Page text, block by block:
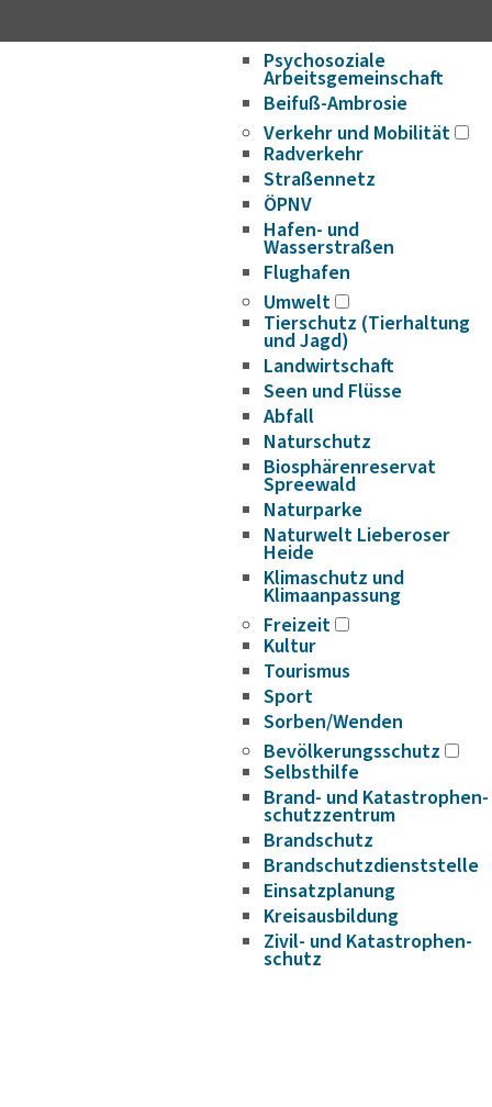
Krankenhäuser
Psychosoziale
Arbeitsgemeinschaft
Beifuß-Ambrosie
Verkehr und Mobilität
Radverkehr
Straßennetz
ÖPNV
Hafen- und
Wasserstraßen
Flughafen
Umwelt
Tierschutz (Tierhaltung
und Jagd)
Landwirtschaft
Seen und Flüsse
Abfall
Naturschutz
Biosphärenreservat
Spreewald
Naturparke
Naturwelt Lieberoser
Heide
Klimaschutz und
Klimaanpassung
Freizeit
Kultur
Tourismus
Sport
Sorben/Wenden
Bevöl­ke­rungs­schutz
Selbst­hilfe
Brand- und Kata­s­tro­­phen­­
schutz­­zen­trum
Brand­schutz
Brand­schutz­dienst­stelle
Einsatz­pla­nung
Kreis­aus­­bil­­dung
Zivil- und Kata­s­tro­­phen­­
schutz